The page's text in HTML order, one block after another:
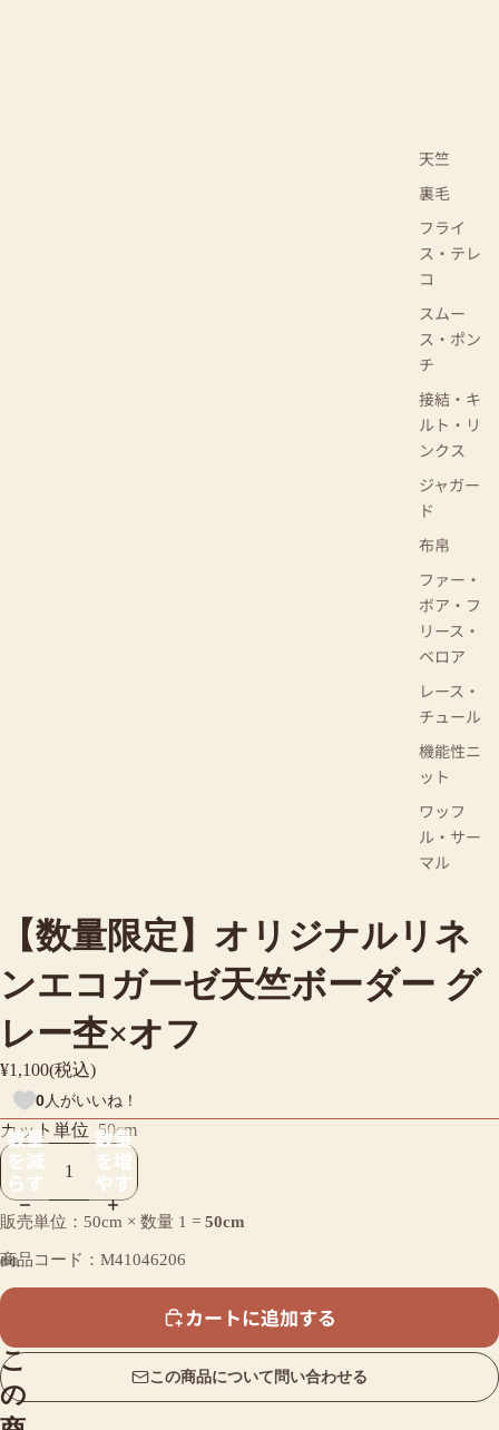
天竺
裏毛
フライ
ス・テレ
コ
スムー
ス・ポン
チ
接結・キ
ルト・リ
ンクス
ジャガー
ド
布帛
ファー・
ボア・フ
リース・
ベロア
レース・
チュール
機能性ニ
ット
ワッフ
ル・サー
マル
こ
の
【数量限定】オリジナルリネ
ンエコガーゼ天竺ボーダー グ
レー杢×オフ
¥1,100(税込)
0人がいいね！
カット単位 50cm
数量
を減
らす
数量
を増
やす
販売単位：50cm × 数量 1 = 50cm
商品コード：M41046206
カートに追加する
この商品について問い合わせる